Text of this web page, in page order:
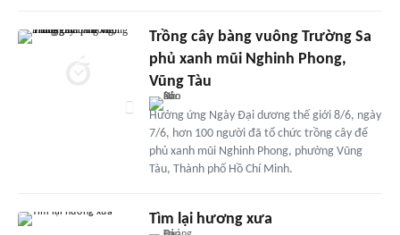
Trồng cây bàng vuông Trường Sa
phủ xanh mũi Nghinh Phong,
Vũng Tàu
Hưởng ứng Ngày Đại dương thế giới 8/6, ngày
7/6, hơn 100 người đã tổ chức trồng cây để
phủ xanh mũi Nghinh Phong, phường Vũng
Tàu, Thành phố Hồ Chí Minh.
Tìm lại hương xưa